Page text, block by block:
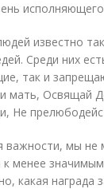
известно
Среди них
так и
мать, Освящай
Не
важности, мы
к менее
какая награда